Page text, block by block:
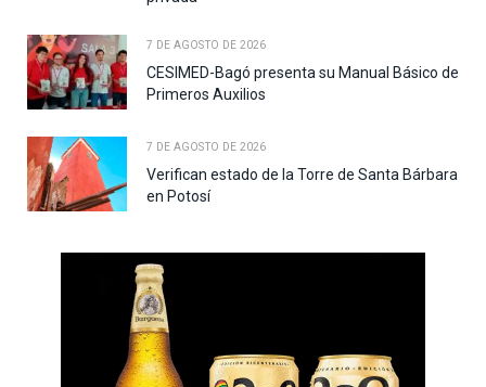
7 DE AGOSTO DE 2026
CESIMED-Bagó presenta su Manual Básico de
Primeros Auxilios
7 DE AGOSTO DE 2026
Verifican estado de la Torre de Santa Bárbara
en Potosí